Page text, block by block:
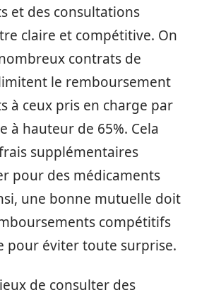
et des consultations
claire et compétitive. On
contrats de
le remboursement
à ceux pris en charge par
à hauteur de 65%. Cela
supplémentaires
pour des médicaments
une bonne mutuelle doit
compétitifs
pour éviter toute surprise.
de consulter des